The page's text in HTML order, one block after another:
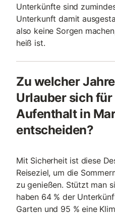
Unterkünfte sind
Unterkunft damit
also keine Sorgen
heiß ist.
Zu welcher
Urlauber sich für
Aufenthalt in
entscheiden?
Mit Sicherheit ist diese
Reiseziel, um die
zu genießen. Stützt man
haben 64 % der
Garten und 95 % eine